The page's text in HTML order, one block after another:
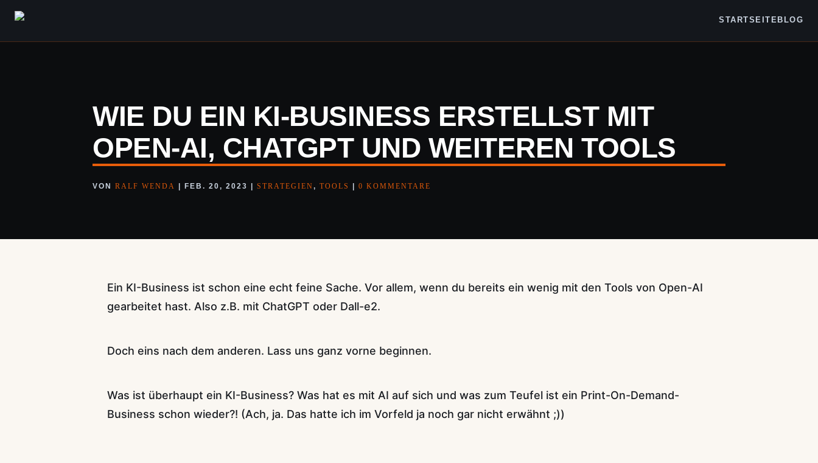
STARTSEITE BLOG
WIE DU EIN KI-BUSINESS ERSTELLST MIT
OPEN-AI, CHATGPT UND WEITEREN TOOLS
VON RALF WENDA FEB. 20, 2023 STRATEGIEN, TOOLS 0 KOMMENTARE
Ein KI-Business ist schon eine echt feine Sache. Vor allem, wenn du bereits ein wenig mit den Tools von Open-AI
gearbeitet hast. Also z.B. mit ChatGPT oder Dall-e2.
Doch eins nach dem anderen. Lass uns ganz vorne beginnen.
Was ist überhaupt ein KI-Business? Was hat es mit AI auf sich und was zum Teufel ist ein Print-On-Demand-
Business schon wieder?! (Ach, ja. Das hatte ich im Vorfeld ja noch gar nicht erwähnt ;))